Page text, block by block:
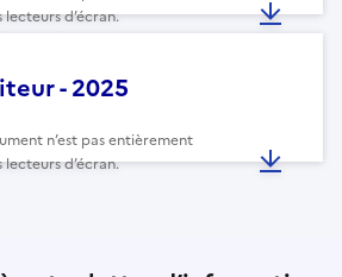
d’écran.
- 2025
n’est pas entièrement
d’écran.